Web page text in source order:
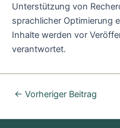
Unterstützung von
sprachlicher Optimierung
Inhalte werden vor
verantwortet.
← Vorheriger Beitrag